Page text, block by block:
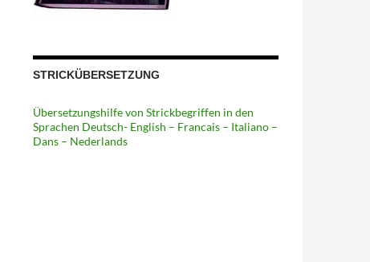
STRICKÜBERSETZUNG
Übersetzungshilfe von Strickbegriffen in den
Sprachen Deutsch- English – Francais – Italiano –
Dans – Nederlands